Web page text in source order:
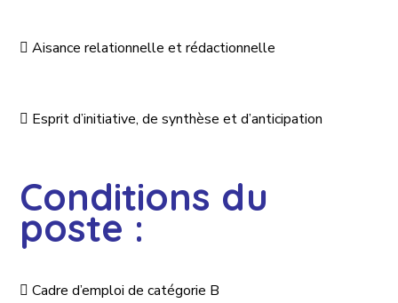
 Aisance relationnelle et rédactionnelle
 Esprit d’initiative, de synthèse et d’anticipation
Conditions du
poste :
 Cadre d’emploi de catégorie B